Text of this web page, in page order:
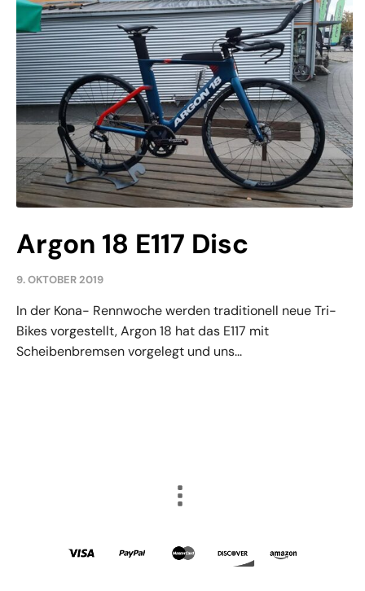
Argon 18 E117 Disc
9. OKTOBER 2019
In der Kona- Rennwoche werden traditionell neue Tri-
Bikes vorgestellt, Argon 18 hat das E117 mit
Scheibenbremsen vorgelegt und uns...